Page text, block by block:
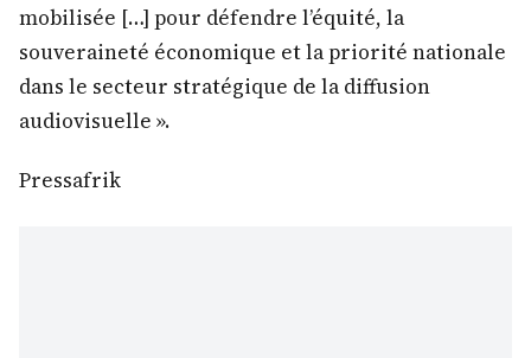
mobilisée […] pour défendre l’équité, la
souveraineté économique et la priorité nationale
dans le secteur stratégique de la diffusion
audiovisuelle ».
Pressafrik